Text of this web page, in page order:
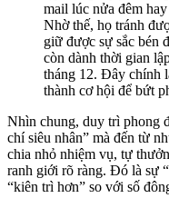
mail lúc nửa đêm
Nhờ thế, họ tránh
giữ được sự sắc bén
còn dành thời gian
tháng 12. Đây chính
thành cơ hội để bứt
Nhìn chung, duy trì phong
chí siêu nhân” mà đến từ
chia nhỏ nhiệm vụ, tự
ranh giới rõ ràng. Đó là sự
“kiên trì hơn” so với số